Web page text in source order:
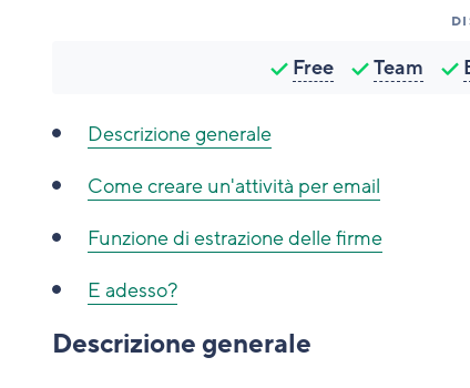
Free Team
Descrizione generale
Come creare un'attività per email
Funzione di estrazione delle firme
E adesso?
Descrizione generale